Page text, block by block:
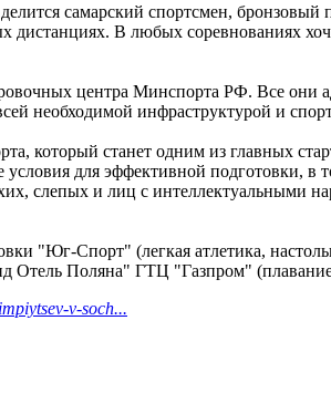
самарский спортсмен,
дистанциях. В любых соревнованиях
центра Минспорта РФ. Все они
необходимой инфраструктурой и
станет одним из главных
для эффективной подготовки,
слепых и лиц с
"Юг-Спорт" (легкая атлетика,
Отель Поляна" ГТЦ "Газпром"
v-soch...